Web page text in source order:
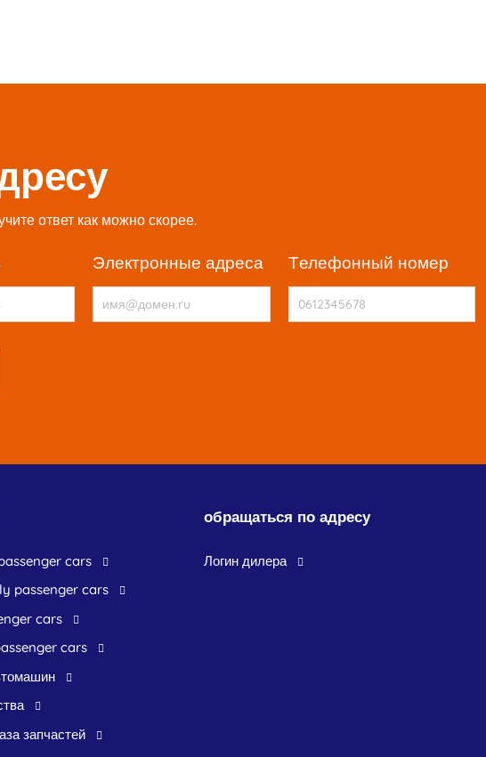
ответ как можно скорее.
электронные адреса телефонный номер
cars
passenger cars
cars
cars
запчастей
обращаться по адресу
логин дилера